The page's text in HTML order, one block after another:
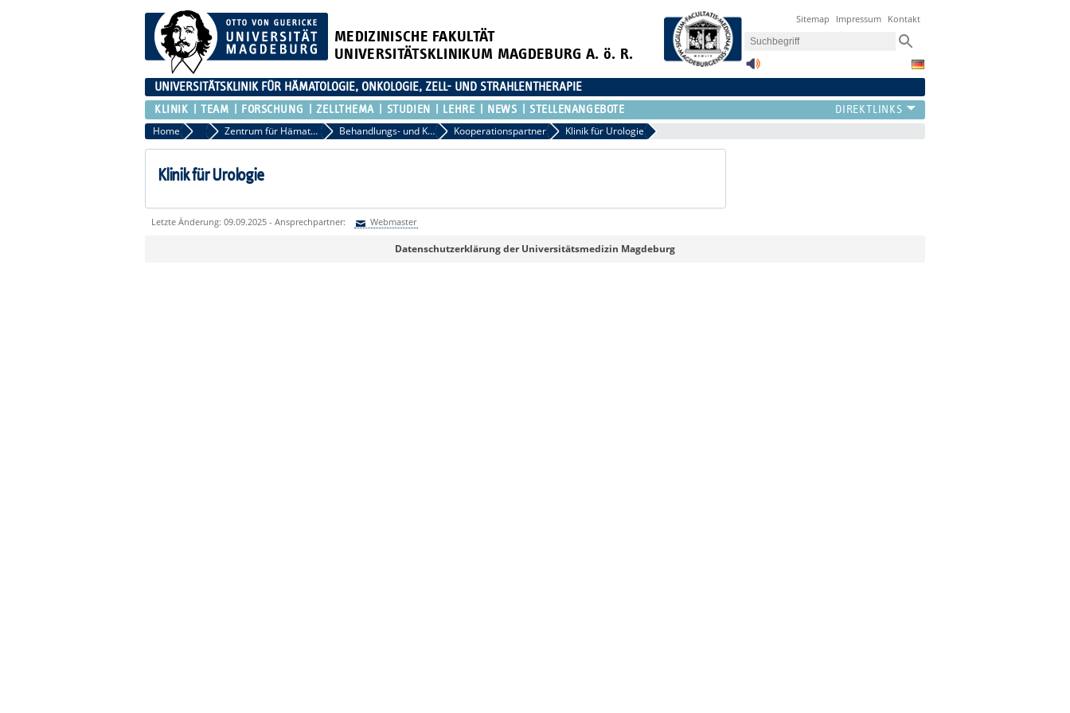
MEDIZINISCHE FAKULTÄT
UNIVERSITÄTSKLINIKUM MAGDEBURG A. ö. R.
Sitemap Impressum Kontakt
UNIVERSITÄTSKLINIK FÜR HÄMATOLOGIE, ONKOLOGIE, ZELL- UND STRAHLENTHERAPIE
KLINIK TEAM FORSCHUNG ZELLTHEMA STUDIEN LEHRE NEWS STELLENANGEBOTE
Home Klinik Zentrum für Hämatologische Neoplasien Behandlungs- und Kooperationspartner Kooperationspartner Klinik für Urologie
Klinik für Urologie
Letzte Änderung: 09.09.2025 - Ansprechpartner: Webmaster
WebmasterDatenschutzerklärung der Universitätsmedizin Magdeburg